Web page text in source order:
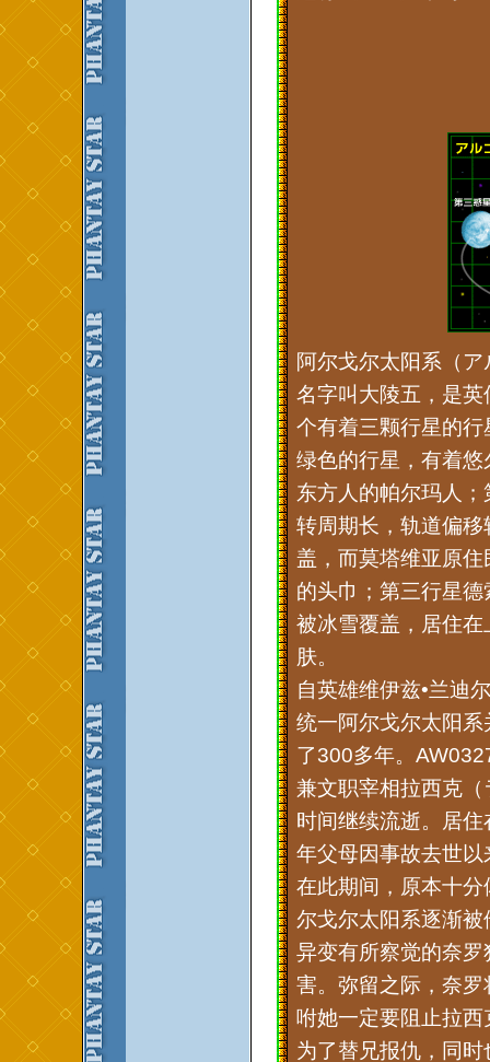
阿尔戈尔太阳系（
名字叫大陵五，是
个有着三颗行星的
绿色的行星，有着
东方人的帕尔玛人
转周期长，轨道偏
盖，而莫塔维亚原
的头巾；第三行星
被冰雪覆盖，居住
肤。
自英雄维伊兹•兰迪
统一阿尔戈尔太阳
了300多年。
兼文职宰相拉西克
时间继续流逝。居
年父母因事故去世
在此期间，原本十
尔戈尔太阳系逐渐
异变有所察觉的奈
害。弥留之际，奈
咐她一定要阻止拉
为了替兄报仇，同